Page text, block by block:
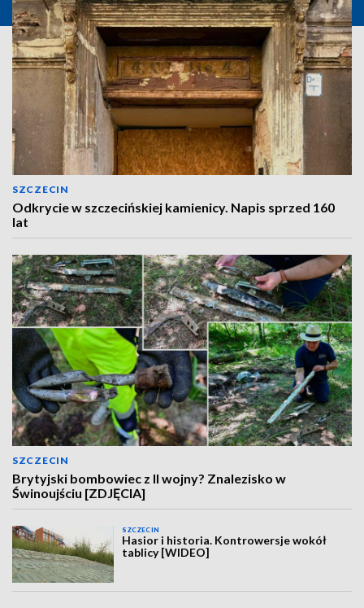
SZCZECIN
Odkrycie w szczecińskiej kamienicy. Napis sprzed 160
lat
SZCZECIN
Brytyjski bombowiec z II wojny? Znalezisko w
Świnoujściu [ZDJĘCIA]
SZCZECIN
Hasior i historia. Kontrowersje wokół
tablicy [WIDEO]